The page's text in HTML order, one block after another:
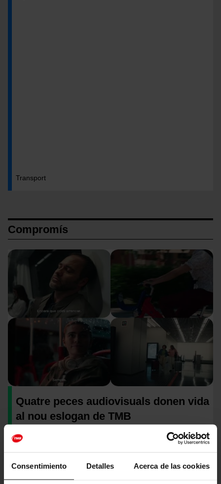
Consentimiento Detalles Acerca de las cookies
Transport
Compromís
Imatge
Quatre peces audiovisuals donen vida
al nou eslogan de TMB